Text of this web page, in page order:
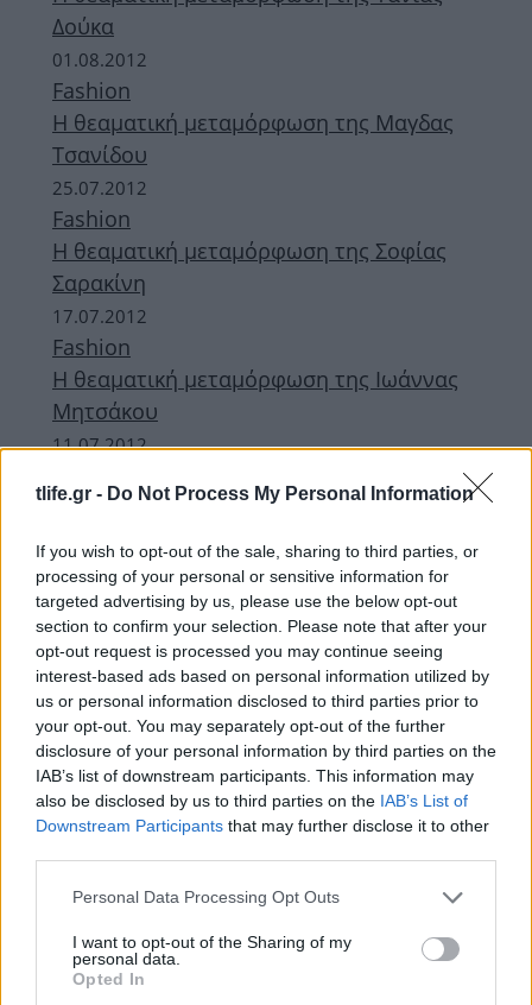
tlife.gr - Do Not Process My Personal Information
If you wish to opt-out of the sale, sharing to third parties, or
processing of your personal or sensitive information for
targeted advertising by us, please use the below opt-out
section to confirm your selection. Please note that after your
opt-out request is processed you may continue seeing
interest-based ads based on personal information utilized by
us or personal information disclosed to third parties prior to
your opt-out. You may separately opt-out of the further
disclosure of your personal information by third parties on the
IAB’s list of downstream participants. This information may
also be disclosed by us to third parties on the IAB’s List of
Downstream Participants that may further disclose it to other
Please note that this website/app uses one or more Google
not limited to your visit or usage behaviour. You may click to
grant or deny consent to Google and its third-party tags to
use your data for below specified purposes in below Google
Personal Data Processing Opt Outs
I want to opt-out of the Sharing of my
personal data.
Opted In
Δούκα
01.08.2012
Fashion
Η θεαματική μεταμόρφωση της Μαγδας
Τσανίδου
25.07.2012
Fashion
Η θεαματική μεταμόρφωση της Σοφίας
Σαρακίνη
17.07.2012
Fashion
Η θεαματική μεταμόρφωση της Ιωάννας
Μητσάκου
11.07.2012
H θεαματική μεταμόφωση της Στέλλας
Μητσάκου
ΔΙΑΦΗΜΙΣΗ
Fashion
H θεαματική μεταμόφωση της Κατερίνας